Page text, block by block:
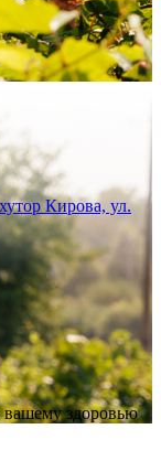
Кирова, ул.
вашему здоровью